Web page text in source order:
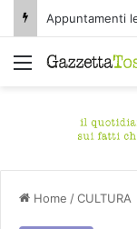
Appuntamenti
Menu
Home /CULTURA